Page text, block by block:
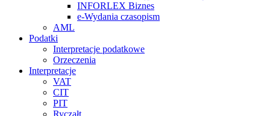
INFORLEX Biznes
e-Wydania czasopism
AML
Podatki
Interpretacje podatkowe
Orzeczenia
Interpretacje
VAT
CIT
PIT
Ryczałt